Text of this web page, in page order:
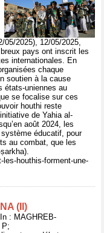
05/2025), 12/05/2025,
pays ont inscrit les
internationales. En
chaque
soutien à la cause
états-uniennes au
se focalise sur ces
houthi reste
de Yahia al-
août 2024, les
éducatif, pour
au combat, que les
houthis-forment-une-
(II)
: MAGHREB-
P;